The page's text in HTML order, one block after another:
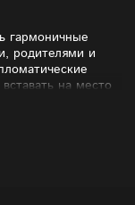
гармоничные
родителями и
на место
С данным